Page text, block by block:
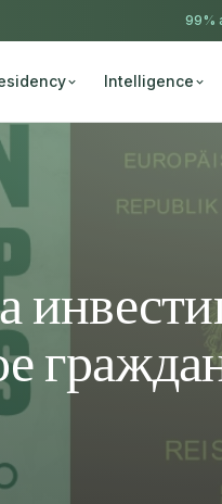
99%
Intelligence